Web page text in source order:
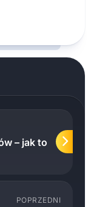
– jak to
POPRZEDNI